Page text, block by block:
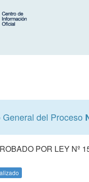
General del Proceso
POR LEY Nº